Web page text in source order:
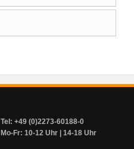
Tel: +49 (0)2273-60188-0
Mo-Fr: 10-12 Uhr | 14-18 Uhr